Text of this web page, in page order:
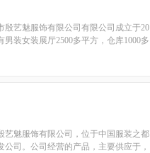
艺魅服饰有限公司有限公司成立于20
装女装展厅2500多平方，仓库1000多
魅服饰有限公司，位于中国服装之都
司。公司经营的产品，主要供应于，